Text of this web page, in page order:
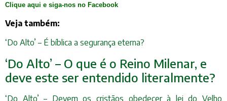
Clique aqui e siga-nos no Facebook
Veja também:
‘Do Alto’ – É bíblica a segurança eterna?
‘Do Alto’ – O que é o Reino Milenar, e
deve este ser entendido literalmente?
‘Do Alto’ – Devem os cristãos obedecer à lei do Velho